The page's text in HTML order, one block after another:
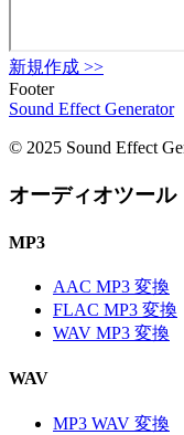
新規作成 >>
Footer
Sound Effect Generator
© 2025 Sound Effect
オーディオツール
MP3
AAC MP3 変換
FLAC MP3 変換
WAV MP3 変換
WAV
MP3 WAV 変換